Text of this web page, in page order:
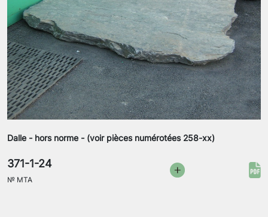
Dalle - hors norme - (voir pièces numérotées 258-xx)
371-1-24
№ MTA